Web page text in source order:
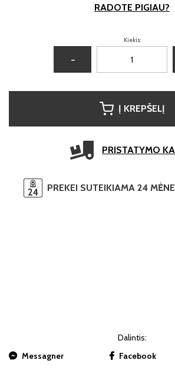
RADOTE PIGIAU?
Kiekis:
−
Į KREPŠELĮ
PRISTATYMO
PREKEI SUTEIKIAMA 24
Dalintis:
Messagner
Facebook